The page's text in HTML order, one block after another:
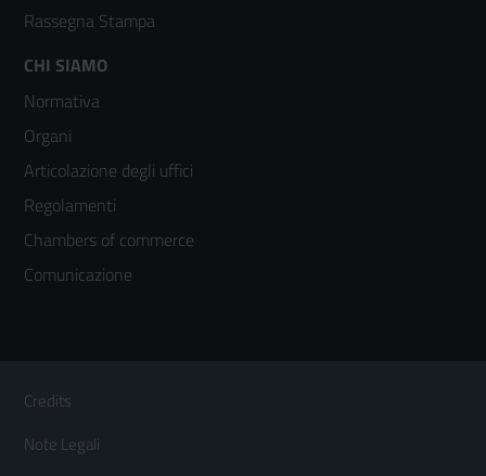
Rassegna Stampa
Footer
menù
colonna
3
CHI SIAMO
Normativa
Organi
Articolazione degli uffici
Regolamenti
Chambers of commerce
Comunicazione
Footer
Menù
Credits
Note Legali